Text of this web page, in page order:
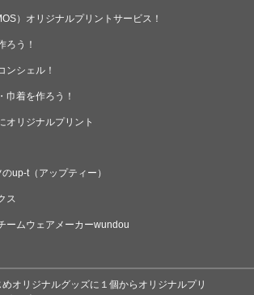
）オリジナルプリントサービス！
ろう！
ンシェル！
巾着を作ろう！
オリジナルプリント
up-t（アップティー）
ス
ームウェアメーカーwundou
めオリジナルグッズに１個からオリジナルプリ